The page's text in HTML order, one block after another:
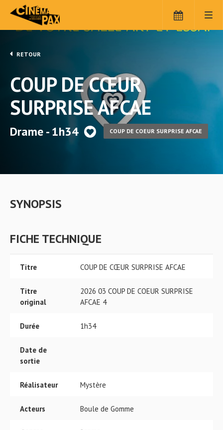
RETOUR
COUP DE CŒUR
SURPRISE AFCAE
Drame - 1h34 COUP DE COEUR SURPRISE AFCAE
SYNOPSIS
FICHE TECHNIQUE
Titre COUP DE CŒUR SURPRISE AFCAE
Titre
original
2026 03 COUP DE COEUR SURPRISE
AFCAE 4
Durée 1h34
Date de
sortie
Réalisateur Mystère
Acteurs Boule de Gomme